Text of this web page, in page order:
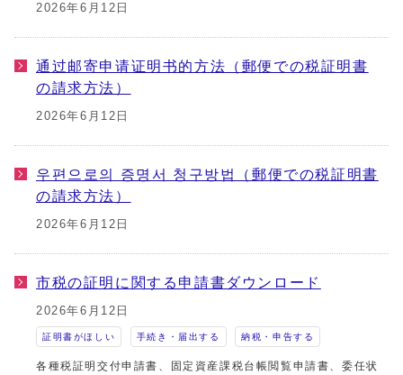
2026年6月12日
通过邮寄申请证明书的方法（郵便での税証明書
の請求方法）
2026年6月12日
우편으로의 증명서 청구방법（郵便での税証明書
の請求方法）
2026年6月12日
市税の証明に関する申請書ダウンロード
2026年6月12日
証明書がほしい 手続き・届出する 納税・申告する
各種税証明交付申請書、固定資産課税台帳閲覧申請書、委任状